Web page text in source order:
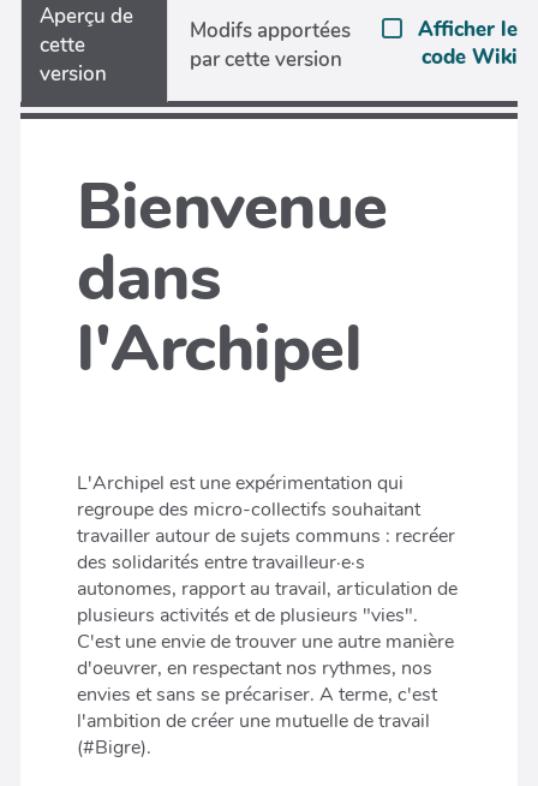
Aperçu de
cette
version
Modifs apportées
par cette version
Afficher le
code Wiki